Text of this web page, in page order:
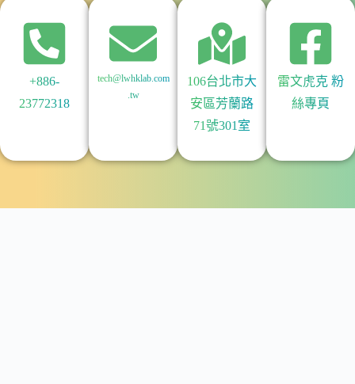
+886-
23772318
tech@lwhklab.com
.tw
106台北市大
安區芳蘭路
71號301室
雷文虎克 粉
絲專頁